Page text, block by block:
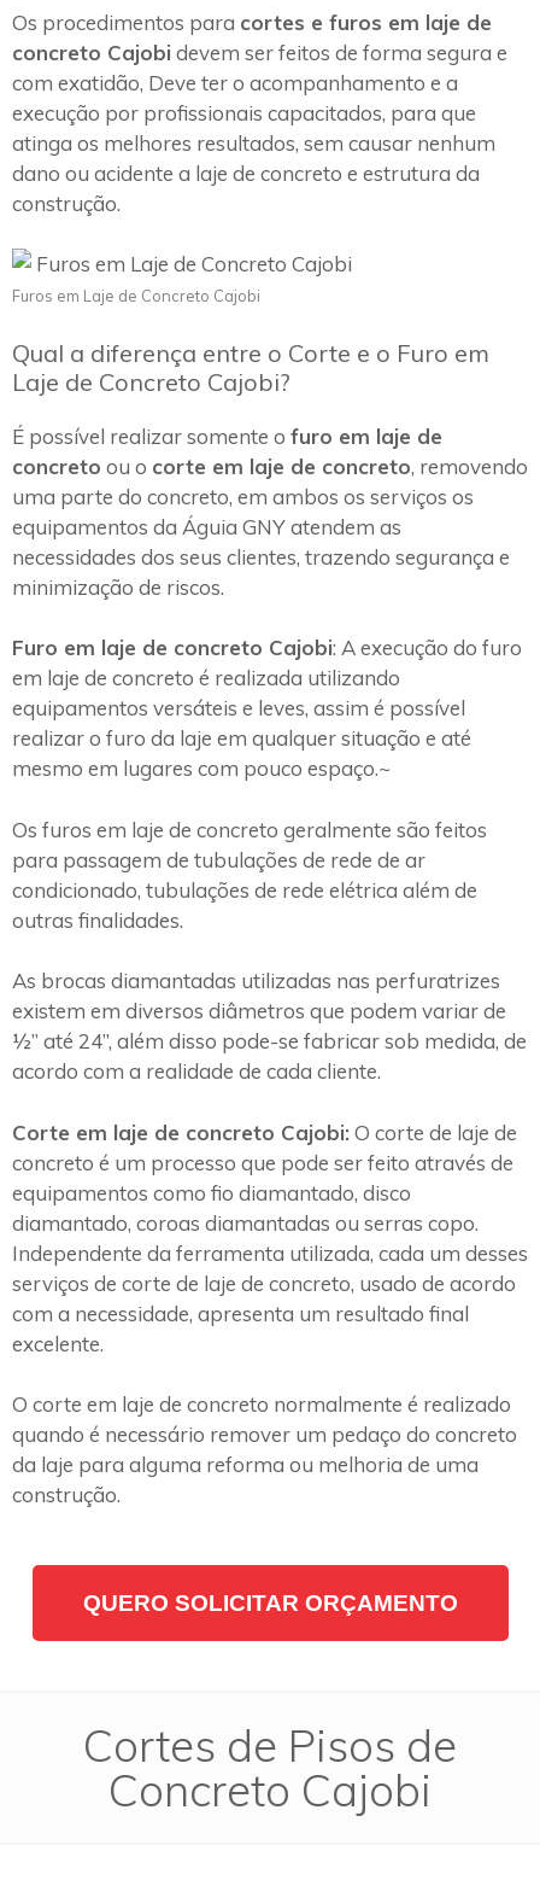
Os procedimentos para cortes e furos em laje de
concreto Cajobi devem ser feitos de forma segura e
com exatidão, Deve ter o acompanhamento e a
execução por profissionais capacitados, para que
atinga os melhores resultados, sem causar nenhum
dano ou acidente a laje de concreto e estrutura da
construção.
Furos em Laje de Concreto Cajobi
Qual a diferença entre o Corte e o Furo em
Laje de Concreto Cajobi?
É possível realizar somente o furo em laje de
concreto ou o corte em laje de concreto, removendo
uma parte do concreto, em ambos os serviços os
equipamentos da Águia GNY atendem as
necessidades dos seus clientes, trazendo segurança e
minimização de riscos.
Furo em laje de concreto Cajobi: A execução do furo
em laje de concreto é realizada utilizando
equipamentos versáteis e leves, assim é possível
realizar o furo da laje em qualquer situação e até
mesmo em lugares com pouco espaço.~
Os furos em laje de concreto geralmente são feitos
para passagem de tubulações de rede de ar
condicionado, tubulações de rede elétrica além de
outras finalidades.
As brocas diamantadas utilizadas nas perfuratrizes
existem em diversos diâmetros que podem variar de
½” até 24”, além disso pode-se fabricar sob medida, de
acordo com a realidade de cada cliente.
Corte em laje de concreto Cajobi: O corte de laje de
concreto é um processo que pode ser feito através de
equipamentos como fio diamantado, disco
diamantado, coroas diamantadas ou serras copo.
Independente da ferramenta utilizada, cada um desses
serviços de corte de laje de concreto, usado de acordo
com a necessidade, apresenta um resultado final
excelente.
O corte em laje de concreto normalmente é realizado
quando é necessário remover um pedaço do concreto
da laje para alguma reforma ou melhoria de uma
construção.
QUERO SOLICITAR ORÇAMENTO
Cortes de Pisos de
Concreto Cajobi